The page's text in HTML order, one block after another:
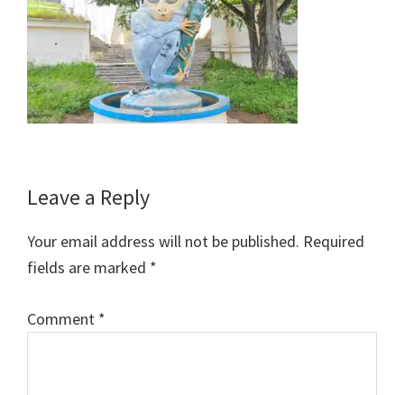
Reader
Interactions
Leave a Reply
Your email address will not be published. Required
fields are marked *
Comment *